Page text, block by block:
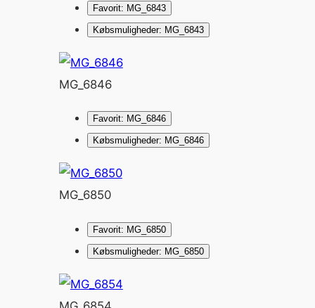
Favorit: MG_6843
Købsmuligheder: MG_6843
MG_6846
Favorit: MG_6846
Købsmuligheder: MG_6846
MG_6850
Favorit: MG_6850
Købsmuligheder: MG_6850